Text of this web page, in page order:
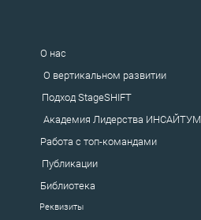
О нас
О вертикальном развитии
Подход StageSHIFT
Академия Лидерства ИНСАЙТУМ
Работа с топ-командами
Публикации
Библиотека
Реквизиты